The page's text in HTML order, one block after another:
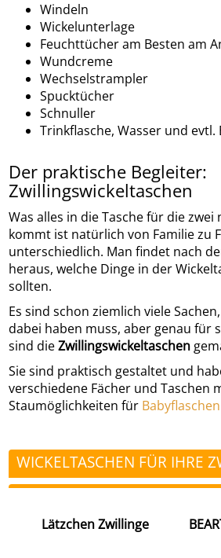
Windeln
Wickelunterlage
Feuchttücher am Besten am
Wundcreme
Wechselstrampler
Spucktücher
Schnuller
Trinkflasche, Wasser und evtl.
Der praktische Begleiter:
Zwillingswickeltaschen
Was alles in die Tasche für die
kommt ist natürlich von Familie zu
unterschiedlich. Man findet nach
heraus, welche Dinge in der
sollten.
Es sind schon ziemlich viele
dabei haben muss, aber genau für
sind dieZwillingswickeltaschen
Sie sind praktisch gestaltet und
verschiedene Fächer und Taschen
Staumöglichkeiten für Babyflaschen
WICKELTASCHEN FÜR IHRE
Lätzchen Zwillinge